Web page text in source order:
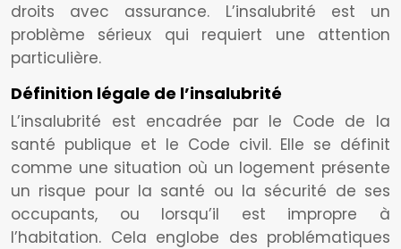
droits avec assurance. L’insalubrité est un
problème sérieux qui requiert une attention
particulière.
Définition légale de l’insalubrité
L’insalubrité est encadrée par le Code de la
santé publique et le Code civil. Elle se définit
comme une situation où un logement présente
un risque pour la santé ou la sécurité de ses
occupants, ou lorsqu’il est impropre à
l’habitation. Cela englobe des problématiques